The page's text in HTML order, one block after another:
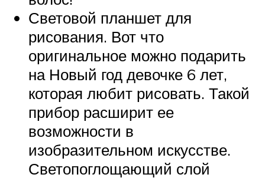
Световой планшет для
рисования. Вот что
оригинальное можно подарить
на Новый год девочке 6 лет,
которая любит рисовать. Такой
прибор расширит ее
возможности в
изобразительном искусстве.
Светопоглощающий слой